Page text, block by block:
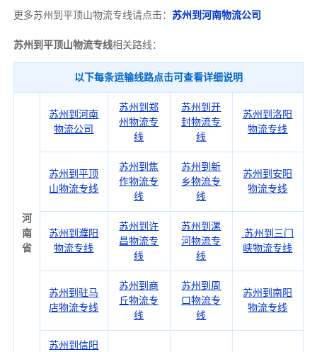
更多苏州到平顶山物流专线请点击： 苏州到河南物流公司
苏州到平顶山物流专线相关路线：
以下每条运输线路点击可查看详细说明
河
南
省
苏州到河南
物流公司
苏州到郑
州物流专
线
苏州到开
封物流专
线
苏州到洛阳
物流专线
苏州到平顶
山物流专线
苏州到焦
作物流专
线
苏州到新
乡物流专
线
苏州到安阳
物流专线
苏州到濮阳
物流专线
苏州到许
昌物流专
线
苏州到漯
河物流专
线
苏州到三门
峡物流专线
苏州到驻马
店物流专线
苏州到商
丘物流专
线
苏州到周
口物流专
线
苏州到南阳
物流专线
苏州到信阳